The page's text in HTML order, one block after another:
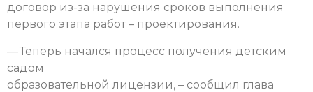
договор из-за нарушения сроков выполнения
первого этапа работ – проектирования.
— Теперь начался процесс получения детским
садом
образовательной лицензии, – сообщил глава